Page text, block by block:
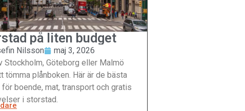
på liten budget
Nilsson
maj 3, 2026
Stockholm, Göteborg eller Malmö
tömma plånboken. Här är de bästa
boende, mat, transport och gratis
i storstad.